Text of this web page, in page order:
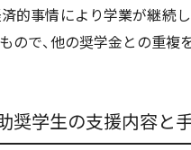
済的事情により学業が継続
ので、他の奨学金との重複
奨学生の支援内容と